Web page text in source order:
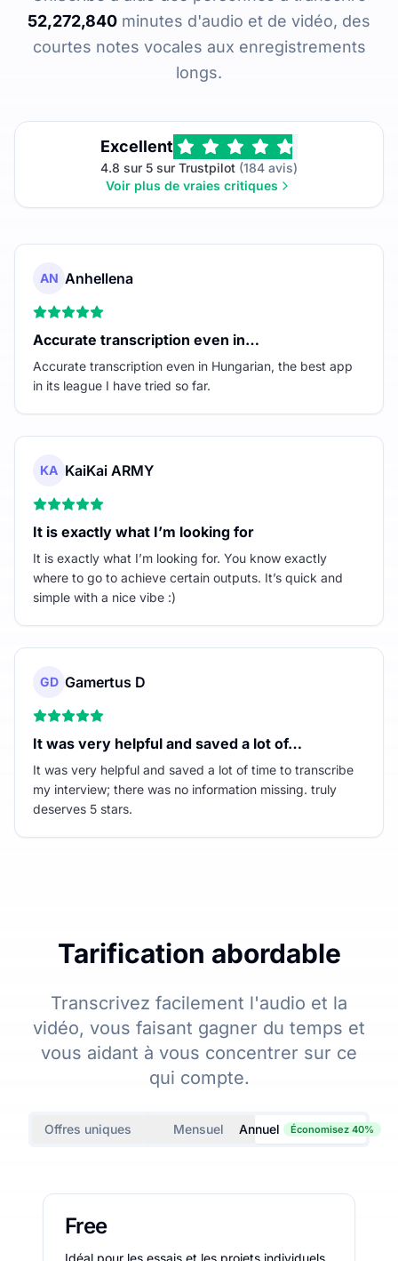
52,272,840 minutes d'audio et de vidéo, des
courtes notes vocales aux enregistrements
longs.
Excellent
4.8 sur 5 sur Trustpilot (184 avis)
Voir plus de vraies critiques
AN Anhellena
Accurate transcription even in…
Accurate transcription even in Hungarian, the best app
in its league I have tried so far.
KA KaiKai ARMY
It is exactly what I’m looking for
It is exactly what I’m looking for. You know exactly
where to go to achieve certain outputs. It’s quick and
simple with a nice vibe :)
GD Gamertus D
It was very helpful and saved a lot of…
It was very helpful and saved a lot of time to transcribe
my interview; there was no information missing. truly
deserves 5 stars.
Tarification abordable
Transcrivez facilement l'audio et la
vidéo, vous faisant gagner du temps et
vous aidant à vous concentrer sur ce
qui compte.
Offres uniques Mensuel Annuel Économisez 40%
Free
Idéal pour les essais et les projets individuels.